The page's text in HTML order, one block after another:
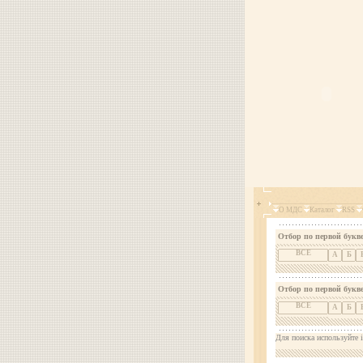
О МДС Каталог RSS
Отбор по первой
ВСЕ А Б
Отбор по первой
ВСЕ А Б
Для поиска используйте